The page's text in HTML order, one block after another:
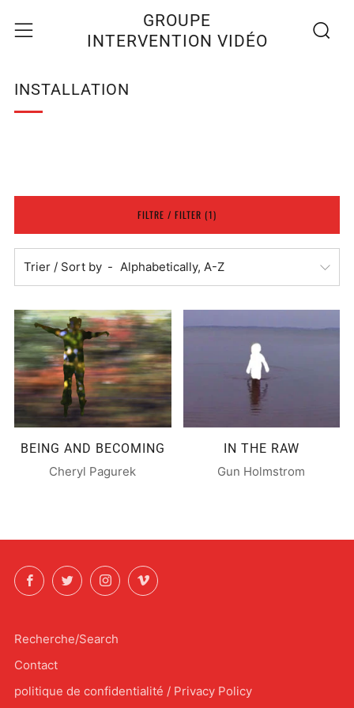
GROUPE
INTERVENTION VIDÉO
Menu
INSTALLATION
FILTRE / FILTER (1)
Trier / Sort by
BEING AND BECOMING
Cheryl Pagurek
IN THE RAW
Gun Holmstrom
FacebookTwitterInstagramVimeo
Recherche/Search
Contact
politique de confidentialité / Privacy Policy